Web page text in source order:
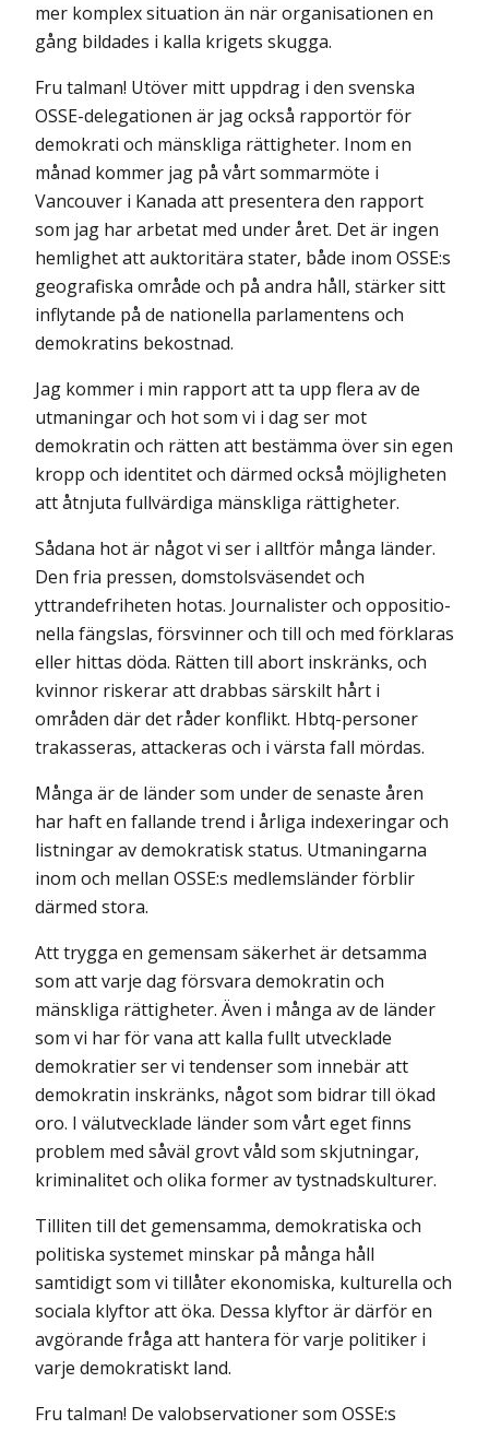
mer komplex situation än när organisationen en
gång bildades i kalla krigets skugga.
Fru talman! Utöver mitt uppdrag i den svenska
OSSE-delegationen är jag också rapportör för
demokrati och mänskliga rättigheter. Inom en
månad kommer jag på vårt sommarmöte i
Vancouver i Kanada att presentera den rapport
som jag har arbetat med under året. Det är ingen
hemlighet att auktoritära stater, både inom OSSE:s
geografiska område och på andra håll, stärker sitt
inflytande på de nationella parlamentens och
demokratins bekostnad.
Jag kommer i min rapport att ta upp flera av de
utmaningar och hot som vi i dag ser mot
demokratin och rätten att bestämma över sin egen
kropp och identitet och därmed också möjligheten
att åtnjuta fullvärdiga mänskliga rättigheter.
Sådana hot är något vi ser i alltför många länder.
Den fria pressen, domstolsväsendet och
yttrandefriheten hotas. Journalister och oppositio­
nella fängslas, försvinner och till och med förklaras
eller hittas döda. Rätten till abort inskränks, och
kvinnor riskerar att drabbas särskilt hårt i
områden där det råder konflikt. Hbtq-personer
trakasseras, attackeras och i värsta fall mördas.
Många är de länder som under de senaste åren
har haft en fallande trend i årliga indexeringar och
listningar av demokratisk status. Utmaningarna
inom och mellan OSSE:s medlemsländer förblir
därmed stora.
Att trygga en gemensam säkerhet är detsamma
som att varje dag försvara demokratin och
mänskliga rättigheter. Även i många av de länder
som vi har för vana att kalla fullt utvecklade
demokratier ser vi tendenser som innebär att
demokratin inskränks, något som bidrar till ökad
oro. I välutvecklade länder som vårt eget finns
problem med såväl grovt våld som skjutningar,
kriminalitet och olika former av tystnadskulturer.
Tilliten till det gemensamma, demokratiska och
politiska systemet minskar på många håll
samtidigt som vi tillåter ekonomiska, kulturella och
sociala klyftor att öka. Dessa klyftor är därför en
avgörande fråga att hantera för varje politiker i
varje demokratiskt land.
Fru talman! De valobservationer som OSSE:s